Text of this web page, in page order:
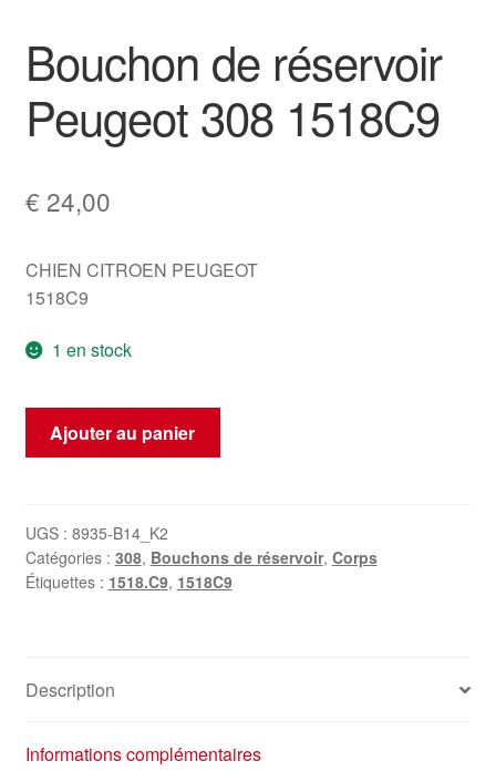
Bouchon de réservoir
Peugeot 308 1518C9
€ 24,00
CHIEN CITROEN PEUGEOT
1518C9
1 en stock
quantité
réservoir
Peugeot
308
Ajouter au panier
UGS : 8935-B14_K2
Catégories : 308, Bouchons de réservoir, Corps
Étiquettes : 1518.C9, 1518C9
Description
Informations complémentaires